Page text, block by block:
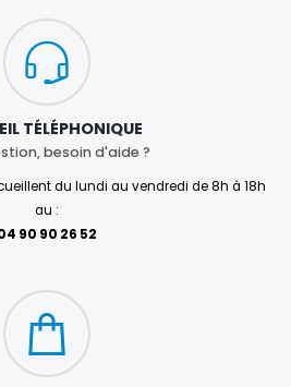
TÉLÉPHONIQUE
besoin d'aide ?
du lundi au vendredi de 8h à 18h
au :
90 90 26 52